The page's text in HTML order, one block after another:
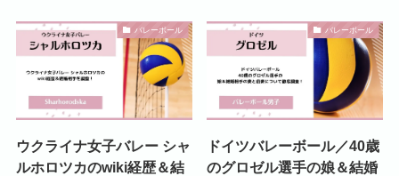
バレーボール
ウクライナ女子バレー シャ
ルホロツカのwiki経歴＆結
バレーボール
ドイツバレーボール／40歳
のグロゼル選手の娘＆結婚